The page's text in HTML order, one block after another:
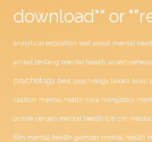
download"" or
analytical exposition text about mental
artikel tentang mental health
psychology best psychology books buku
caption mental health cara mengatasi
online cerpen mental health ciri ciri
film mental health gambar mental health